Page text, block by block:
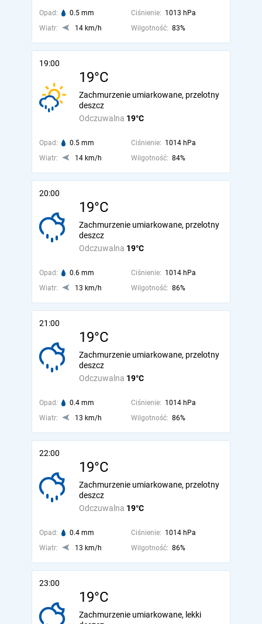
Opad: 0.5 mm Ciśnienie: 1013 hPa
Wiatr:
14 km/h Wilgotność: 83%
19:00
19°C
Odczuwalna 19°C
Zachmurzenie umiarkowane, przelotny
deszcz
Opad: 0.5 mm Ciśnienie: 1014 hPa
Wiatr:
14 km/h Wilgotność: 84%
20:00
19°C
Odczuwalna 19°C
Zachmurzenie umiarkowane, przelotny
deszcz
Opad: 0.6 mm Ciśnienie: 1014 hPa
Wiatr:
13 km/h Wilgotność: 86%
21:00
19°C
Odczuwalna 19°C
Zachmurzenie umiarkowane, przelotny
deszcz
Opad: 0.4 mm Ciśnienie: 1014 hPa
Wiatr:
13 km/h Wilgotność: 86%
22:00
19°C
Odczuwalna 19°C
Zachmurzenie umiarkowane, przelotny
deszcz
Opad: 0.4 mm Ciśnienie: 1014 hPa
Wiatr:
13 km/h Wilgotność: 86%
23:00
19°C
Zachmurzenie umiarkowane, lekki